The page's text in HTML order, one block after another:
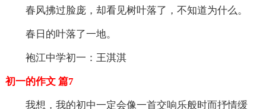
春风拂过脸庞，却看见树叶落了，不知道为什么。
春日的叶落了一地。
袍江中学初一：王淇淇
初一的作文 篇7
我想，我的初中一定会像一首交响乐般时而抒情缓